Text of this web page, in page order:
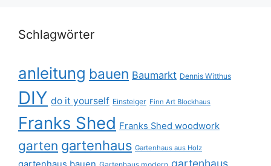
Schlagwörter
anleitung bauen Baumarkt Dennis Witthus
DIY do it yourself Einsteiger Finn Art Blockhaus
Franks Shed Franks Shed woodwork
garten gartenhaus Gartenhaus aus Holz
gartenhaus